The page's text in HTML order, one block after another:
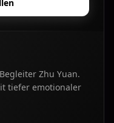
Zhu Yuan.
tiefer emotionaler